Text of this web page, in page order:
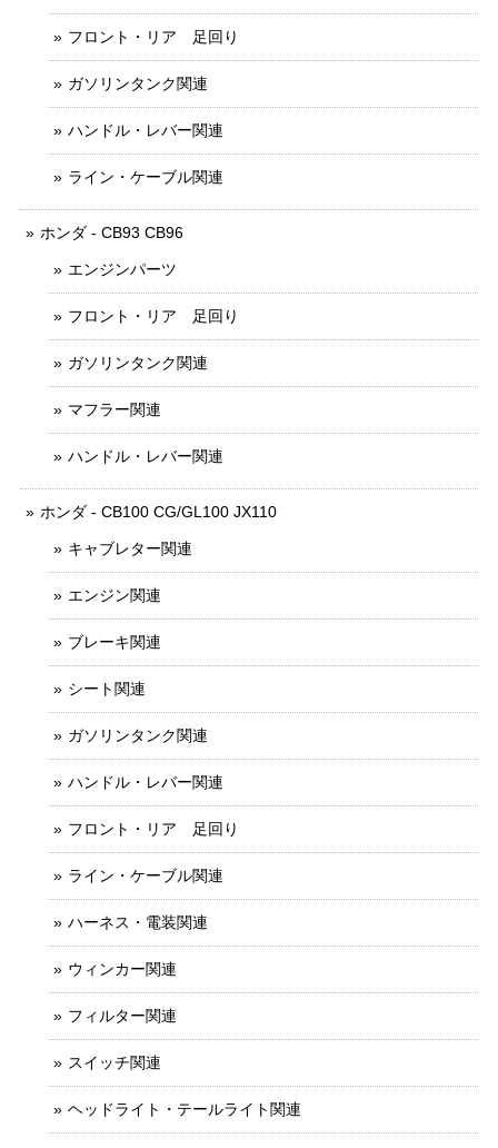
フロント・リア 足回り
ガソリンタンク関連
ハンドル・レバー関連
ライン・ケーブル関連
ホンダ - CB93 CB96
エンジンパーツ
フロント・リア 足回り
ガソリンタンク関連
マフラー関連
ハンドル・レバー関連
ホンダ - CB100 CG/GL100 JX110
キャブレター関連
エンジン関連
ブレーキ関連
シート関連
ガソリンタンク関連
ハンドル・レバー関連
フロント・リア 足回り
ライン・ケーブル関連
ハーネス・電装関連
ウィンカー関連
フィルター関連
スイッチ関連
ヘッドライト・テールライト関連